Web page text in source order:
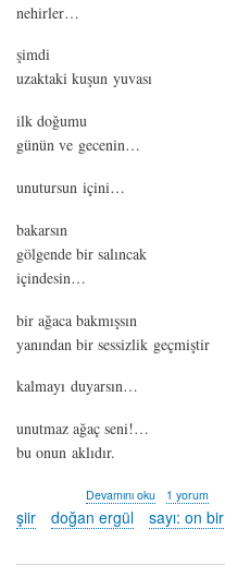
nehirler…
şimdi
uzaktaki kuşun yuvası
ilk doğumu
günün ve gecenin…
unutursun içini…
bakarsın
gölgende bir salıncak
içindesin…
bir ağaca bakmışsın
yanından bir sessizlik geçmiştir
kalmayı duyarsın…
unutmaz ağaç seni!…
bu onun aklıdır.
ağaçça
-
doğan
hakkında
Devamını oku 1 yorum
şiir doğan ergül sayı: on bir